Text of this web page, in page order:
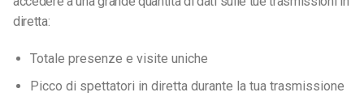
diretta:
Totale presenze e visite uniche
Picco di spettatori in diretta durante la tua trasmissione